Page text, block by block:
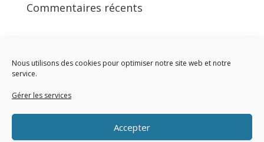
Nous utilisons des cookies pour optimiser notre site web et notre
service.
Gérer les services
Accepter
Commentaires récents